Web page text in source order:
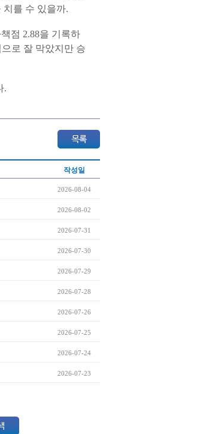
치를 수 있을까.
점 2.88을 기록하
로 잘 막았지만 승
.
작성일
2026-08-04
2026-08-02
2026-07-31
2026-07-30
2026-07-29
2026-07-28
2026-07-26
2026-07-25
2026-07-24
2026-07-23